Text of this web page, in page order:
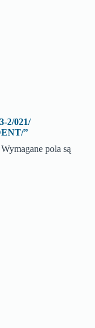
2/021/
”
Wymagane pola są